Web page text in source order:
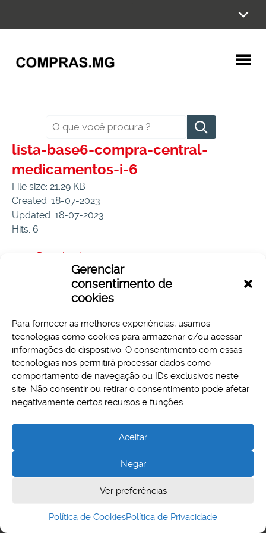
Gerenciar
consentimento de
cookies
Para fornecer as melhores experiências, usamos
tecnologias como cookies para armazenar e/ou acessar
informações do dispositivo. O consentimento com essas
tecnologias nos permitirá processar dados como
comportamento de navegação ou IDs exclusivos neste
site. Não consentir ou retirar o consentimento pode afetar
negativamente certos recursos e funções.
Aceitar
Negar
Ver preferências
Política de CookiesPolítica de Privacidade
Pesquisar
lista-base6-compra-central-
medicamentos-i-6
File size: 21.29 KB
Created: 18-07-2023
Updated: 18-07-2023
Hits: 6
Download
Aspectos legais e responsabilidades
Política de Privacidade
Cidade Administrativa - Rodovia Papa João Paulo II, 3777 -
Serra Verde, Belo Horizonte, MG - CEP 31630-903